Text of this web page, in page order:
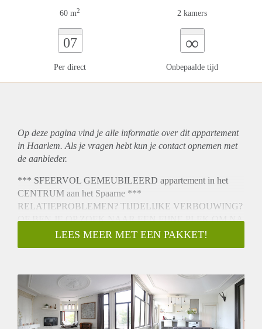
60 m2 2 kamers
07
Per direct
∞
Onbepaalde tijd
Op deze pagina vind je alle informatie over ditappartement
in Haarlem. Als je vragen hebt kun je contact opnemen met
de aanbieder.
*** SFEERVOL GEMEUBILEERD appartement in het
CENTRUM aan het Spaarne ***
RELATIEPROBLEMEN? TIJDELIJKE VERBOUWING?
OF BEN JE OP ZOEK NAAR EEN FIJNE PLEK OM NA
JE WERK TOT RUST TE KOMEN VAN ALLE
HECTIEK? GEEN ZIN IN EEN HOTEL KAMER?
van deze bruisende stad. Grijp dan nu je kans! In één van de
oudste monumentale panden van Haarlem, op een TOP-
locatie aan de Turfmarkt, ligt op de eerste verdieping dit
heerlijke lichte knusse appartement van circa 60 m2.
LEES MEER MET EEN PAKKET!